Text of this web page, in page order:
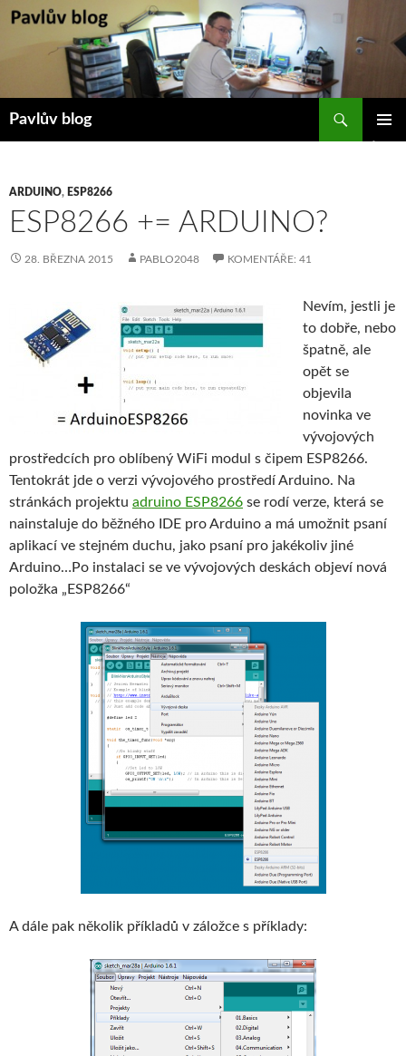
Přejít
Pavlův blog
ARDUINO, ESP8266
ESP8266 += ARDUINO?
28. BŘEZNA 2015 PABLO2048 KOMENTÁŘE: 41
Nevím, jestli je
to dobře, nebo
špatně, ale
opět se
objevila
novinka ve
vývojových
prostředcích pro oblíbený WiFi modul s čipem ESP8266.
Tentokrát jde o verzi vývojového prostředí Arduino. Na
stránkách projektu adruino ESP8266 se rodí verze, která se
nainstaluje do běžného IDE pro Arduino a má umožnit psaní
aplikací ve stejném duchu, jako psaní pro jakékoliv jiné
Arduino… Po instalaci se ve vývojových deskách objeví nová
položka „ESP8266“
A dále pak několik příkladů v záložce s příklady: